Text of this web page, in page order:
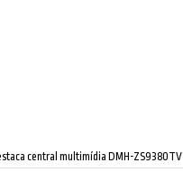
central multimídia DMH-ZS9380TV